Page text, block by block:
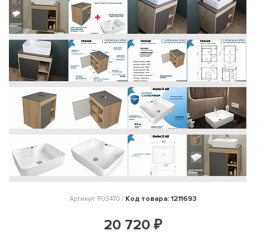
Артикул: F03470 / Код товара: 1211693
20 720 ₽